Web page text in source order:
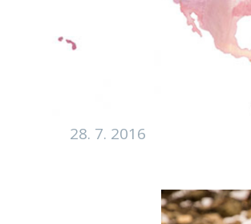
28. 7. 2016